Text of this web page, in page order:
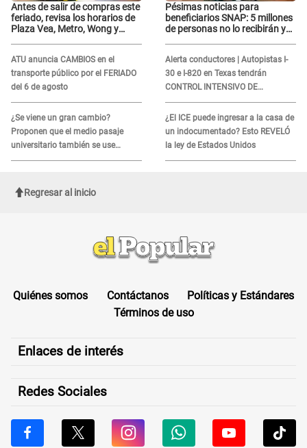
Antes de salir de compras este
feriado, revisa los horarios de
Plaza Vea, Metro, Wong y
ATU anuncia CAMBIOS en el
transporte público por el FERIADO
del 6 de agosto
¿Se viene un gran cambio?
Proponen que el medio pasaje
universitario también se use
sábados, domingos y feriados
Pésimas noticias para
beneficiarios SNAP: 5 millones
de personas no lo recibirán y
Alerta conductores | Autopistas I-
30 e I-820 en Texas tendrán
CONTROL INTENSIVO DE
SEGURIDAD: Estas serán las
HORAS CRÍTICAS
¿El ICE puede ingresar a la casa de
un indocumentado? Esto REVELÓ
la ley de Estados Unidos
Regresar al inicio
Quiénes somos Contáctanos
Políticas y Estándares
Términos de uso
Enlaces de interés
Redes Sociales